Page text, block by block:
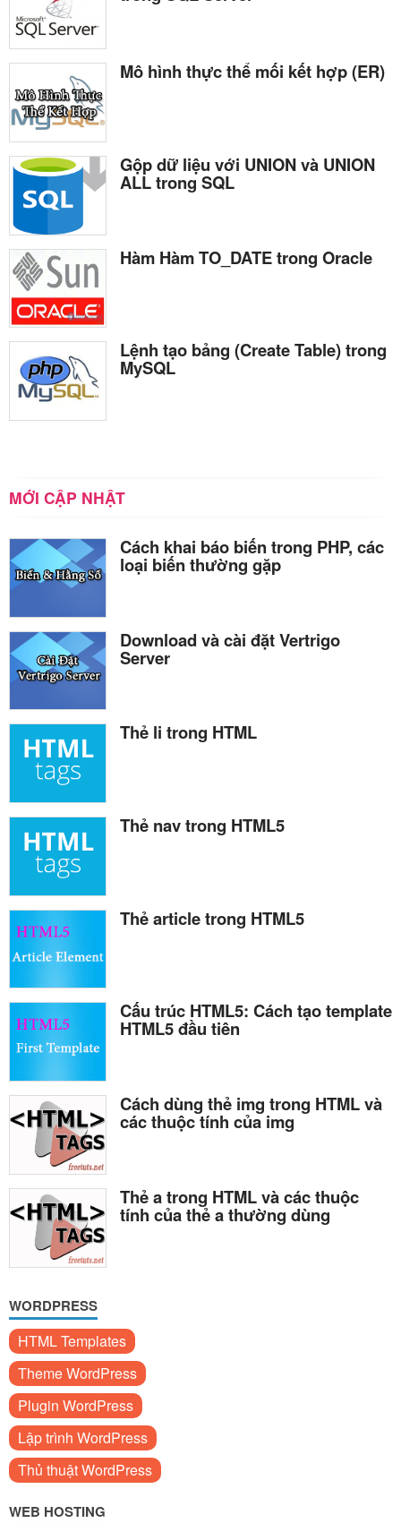
Mô hình thực thể mối kết hợp (ER)
Gộp dữ liệu với UNION và UNION
ALL trong SQL
Hàm Hàm TO_DATE trong Oracle
Lệnh tạo bảng (Create Table) trong
MySQL
MỚI CẬP NHẬT
Cách khai báo biến trong PHP, các
loại biến thường gặp
Download và cài đặt Vertrigo
Server
Thẻ li trong HTML
Thẻ nav trong HTML5
Thẻ article trong HTML5
Cấu trúc HTML5: Cách tạo template
HTML5 đầu tiên
Cách dùng thẻ img trong HTML và
các thuộc tính của img
Thẻ a trong HTML và các thuộc
tính của thẻ a thường dùng
WORDPRESS
HTML Templates
Theme WordPress
Plugin WordPress
Lập trình WordPress
Thủ thuật WordPress
WEB HOSTING